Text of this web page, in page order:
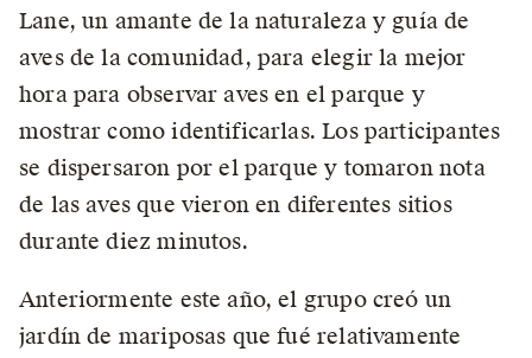
Lane, un amante de la naturaleza y guía de
aves de la comunidad, para elegir la mejor
hora para observar aves en el parque y
mostrar como identificarlas. Los participantes
se dispersaron por el parque y tomaron nota
de las aves que vieron en diferentes sitios
durante diez minutos.
Anteriormente este año, el grupo creó un
jardín de mariposas que fué relativamente